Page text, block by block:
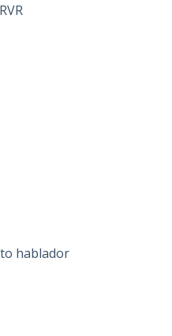
hablador